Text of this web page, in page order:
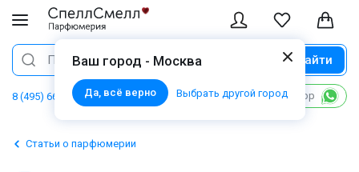
Ваш город - Москва
Да, всё верно Выбрать другой город
Поиск Найти
8 (495) 668 06 02 Написать в WhatsApp
Статьи о парфюмерии